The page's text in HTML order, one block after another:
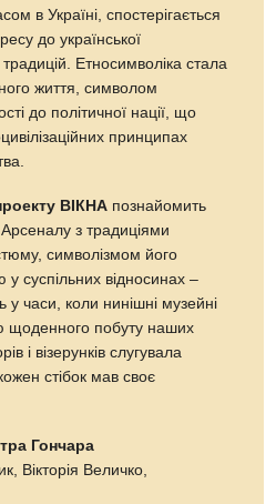
в Україні, спостерігається
до української
Етносимволіка стала
життя, символом
до політичної нації, що
принципах
ВІКНА познайомить
Арсеналу з традиціями
символізмом його
суспільних відносинах –
у часи, коли нинішні музейні
щоденного побуту наших
і візерунків слугувала
стібок мав своє
Гончара
Вікторія Величко,